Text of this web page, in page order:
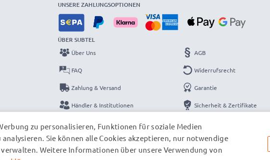
UNSERE ZAHLUNGSOPTIONEN
ÜBER SUBTEL
Über Uns
FAQ
Zahlung & Versand
Händler & Institutionen
Kataloge
Kontakt
AGB
Widerrufsrecht
Garantie
Sicherheit & Zertifikate
Impressum
zu personalisieren, Funktionen für soziale Medien
Sie können alle Cookies akzeptieren, nur notwendige
Weitere Informationen über unsere Verwendung von